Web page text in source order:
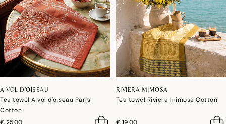
À VOL D'OISEAU
Tea towel A vol d'oiseau Paris
Cotton
€ 25,00
RIVIERA MIMOSA
Tea towel Riviera mimosa Cotton
€ 19,00